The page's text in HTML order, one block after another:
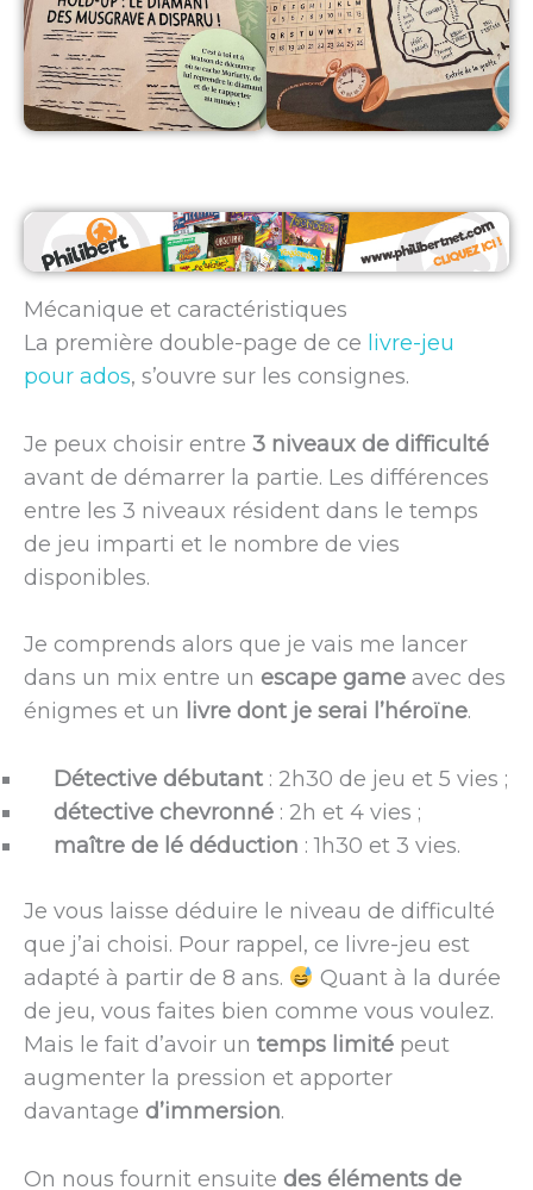
Mécanique et caractéristiques
La première double-page de ce livre-jeu
pour ados, s’ouvre sur les consignes.
Je peux choisir entre 3 niveaux de difficulté
avant de démarrer la partie. Les différences
entre les 3 niveaux résident dans le temps
de jeu imparti et le nombre de vies
disponibles.
Je comprends alors que je vais me lancer
dans un mix entre un escape game avec des
énigmes et un livre dont je serai l’héroïne.
Détective débutant : 2h30 de jeu et 5 vies ;
détective chevronné : 2h et 4 vies ;
maître de lé déduction : 1h30 et 3 vies.
Je vous laisse déduire le niveau de difficulté
que j’ai choisi. Pour rappel, ce livre-jeu est
adapté à partir de 8 ans.
Quant à la durée
de jeu, vous faites bien comme vous voulez.
Mais le fait d’avoir un temps limité peut
augmenter la pression et apporter
davantage d’immersion.
On nous fournit ensuite des éléments de